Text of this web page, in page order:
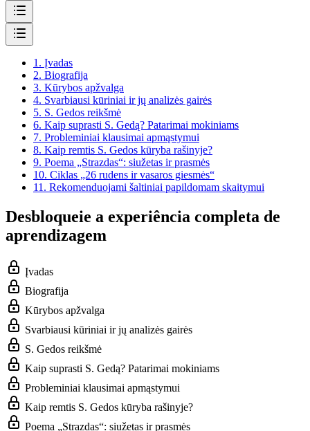
1. Įvadas
2. Biografija
3. Kūrybos apžvalga
4. Svarbiausi kūriniai ir jų analizės gairės
5. S. Gedos reikšmė
6. Kaip suprasti S. Gedą? Patarimai mokiniams
7. Probleminiai klausimai apmąstymui
8. Kaip remtis S. Gedos kūryba rašinyje?
9. Poema „Strazdas“: siužetas ir prasmės
10. Ciklas „26 rudens ir vasaros giesmės“
11. Rekomenduojami šaltiniai papildomam skaitymui
Desbloqueie a experiência completa de
aprendizagem
Įvadas
Biografija
Kūrybos apžvalga
Svarbiausi kūriniai ir jų analizės gairės
S. Gedos reikšmė
Kaip suprasti S. Gedą? Patarimai mokiniams
Probleminiai klausimai apmąstymui
Kaip remtis S. Gedos kūryba rašinyje?
Poema „Strazdas“: siužetas ir prasmės